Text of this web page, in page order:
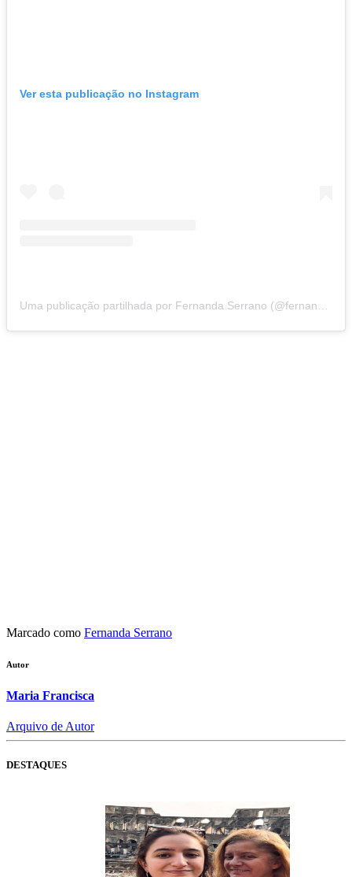
Ver esta publicação no Instagram
Marcado como Fernanda Serrano
Autor
Maria Francisca
Arquivo de Autor
DESTAQUES